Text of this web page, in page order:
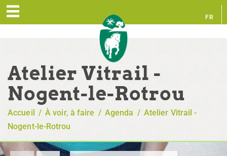
FR
Atelier Vitrail -
Nogent-le-Rotrou
Accueil / À voir, à faire / Agenda / Atelier Vitrail -
Nogent-le-Rotrou